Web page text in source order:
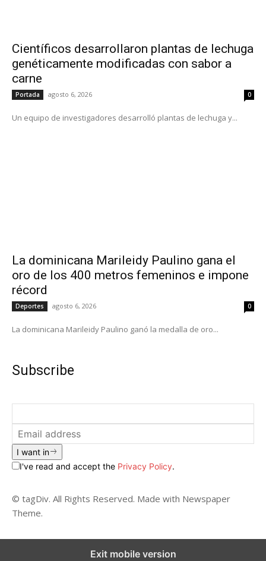
Científicos desarrollaron plantas de lechuga
genéticamente modificadas con sabor a
carne
Portada agosto 6, 2026 0
Un equipo de investigadores desarrolló plantas de lechuga y...
La dominicana Marileidy Paulino gana el
oro de los 400 metros femeninos e impone
récord
Deportes agosto 6, 2026 0
La dominicana Marileidy Paulino ganó la medalla de oro...
Subscribe
I want in
I've read and accept the Privacy Policy.
© tagDiv. All Rights Reserved. Made with Newspaper
Theme.
Exit mobile version